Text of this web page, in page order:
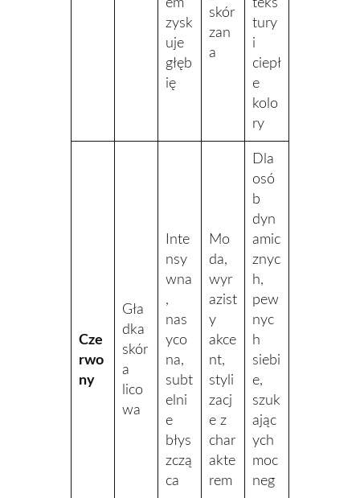
zysk
uje
głęb
ię
skór
zan
a
tury
i
ciepł
e
kolo
ry
Cze
rwo
ny
Gła
dka
skór
a
lico
wa
Inte
nsy
wna
,
nas
yco
na,
subt
elni
e
błys
zczą
ca
Mo
da,
wyr
azist
y
akce
nt,
styli
zacj
e z
char
akte
rem
Dla
osó
b
dyn
amic
znyc
h,
pew
nyc
h
siebi
e,
szuk
ając
ych
moc
neg